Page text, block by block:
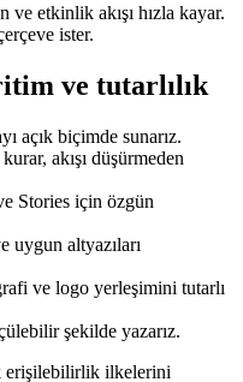
ve etkinlik akışı hızla kayar.
ister.
ve tutarlılık
açık biçimde sunarız.
kurar, akışı düşürmeden
Stories için özgün
uygun altyazıları
ve logo yerleşimini tutarlı
şekilde yazarız.
erişilebilirlik ilkelerini